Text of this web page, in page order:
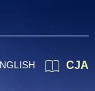
CJA